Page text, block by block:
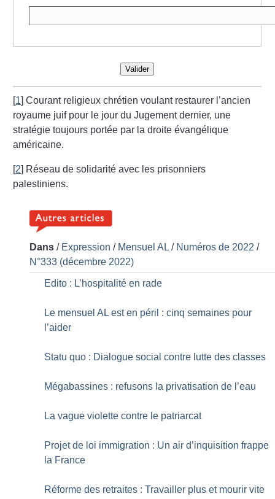
Valider
1 ]Courant religieux chrétien voulant restaurer l’ancien
royaume juif pour le jour du Jugement dernier, une
stratégie toujours portée par la droite évangélique
américaine.
[2
Réseau de solidarité avec les prisonniers
palestiniens.
Dans / Expression / Mensuel AL / Numéros de 2022 /
N°333 (décembre 2022)
Edito : L’hospitalité en rade
Le mensuel AL est en péril : cinq semaines pour
l’aider
Statu quo : Dialogue social contre lutte des classes
Mégabassines : refusons la privatisation de l’eau
La vague violette contre le patriarcat
Projet de loi immigration : Un air d’inquisition frappe
la France
Réforme des retraites : Travailler plus et mourir vite